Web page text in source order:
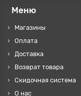
Меню
Магазины
Оплата
Доставка
Возврат товара
Скидочная система
О нас